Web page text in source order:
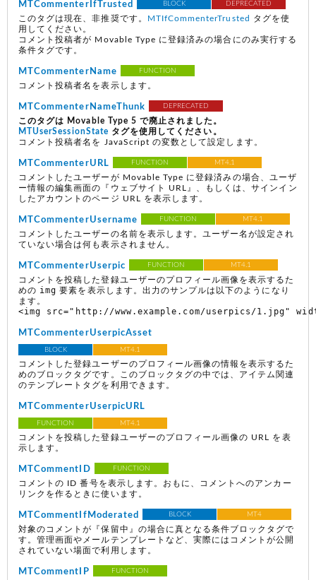
MTCommenterIfTrusted BLOCK DEPRECATED
このタグは現在、非推奨です。 MTIfCommenterTrusted
タグを使
用してください。
コメント投稿者が Movable Type に登録済みの場合にのみ実行する
条件タグです。
MTCommenterName FUNCTION
コメント投稿者名を表示します。
MTCommenterNameThunk DEPRECATED
このタグは Movable Type 5 で廃止されました。
MTUserSessionState タグを使用してください。
コメント投稿者名を JavaScript の変数として設定します。
MTCommenterURL FUNCTION MT4.1
コメントしたユーザーが Movable Type に登録済みの場合、ユーザ
ー情報の編集画面の『ウェブサイト URL』、もしくは、サインイン
したアカウントのページ URL を表示します。
MTCommenterUsername FUNCTION MT4.1
コメントしたユーザーの名前を表示します。ユーザー名が設定され
ていない場合は何も表示されません。
MTCommenterUserpic FUNCTION MT4.1
コメントを投稿した登録ユーザーのプロフィール画像を表示するた
めの img 要素を表示します。出力のサンプルは以下のようになり
ます。
<img src="http://www.example.com/userpics/1.jpg"
MTCommenterUserpicAsset
BLOCK MT4.1
コメントした登録ユーザーのプロフィール画像の情報を表示するた
めのブロックタグです。このブロックタグの中では、アイテム関連
のテンプレートタグを利用できます。
MTCommenterUserpicURL
FUNCTION MT4.1
コメントを投稿した登録ユーザーのプロフィール画像の URL を表
示します。
MTCommentID FUNCTION
コメントの ID 番号を表示します。おもに、コメントへのアンカー
リンクを作るときに使います。
MTCommentIfModerated BLOCK MT4
対象のコメントが『保留中』の場合に真となる条件ブロックタグで
す。管理画面やメールテンプレートなど、実際にはコメントが公開
されていない場面で利用します。
MTCommentIP FUNCTION